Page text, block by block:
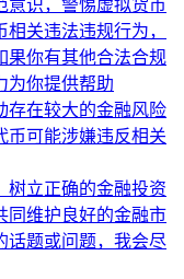
意识，警惕虚拟货币
关违法违规行为，
果你有其他合法合规
为你提供帮助
存在较大的金融风险
币可能涉嫌违反相关
树立正确的金融投资
同维护良好的金融市
话题或问题，我会尽